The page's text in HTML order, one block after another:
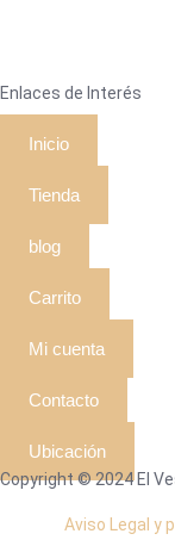
Enlaces de Interés
Inicio
Tienda
blog
Carrito
Mi cuenta
Contacto
Ubicación
Copyright © 2024 El
Aviso Legal y